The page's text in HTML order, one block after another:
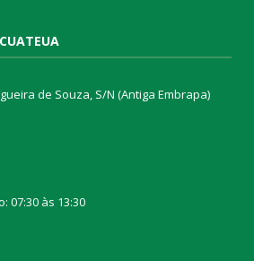
de Souza, S/N (Antiga Embrapa)
07:30 às 13:30